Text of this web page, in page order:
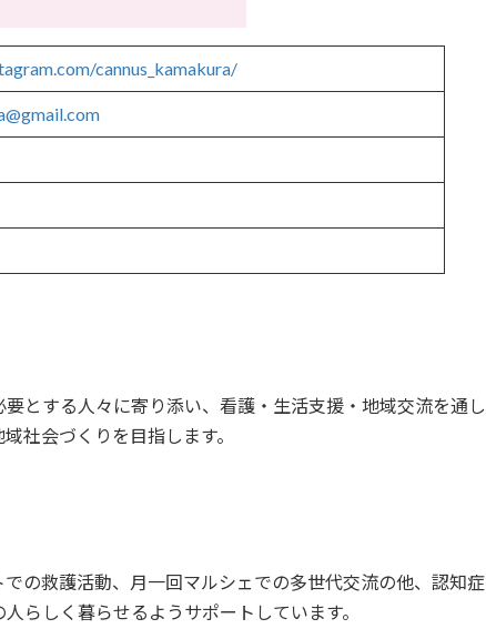
cannus_kamakura/
とする人々に寄り添い、看護・生活支援・地域交流を通し
社会づくりを目指します。
の救護活動、月一回マルシェでの多世代交流の他、認知症
らしく暮らせるようサポートしています。